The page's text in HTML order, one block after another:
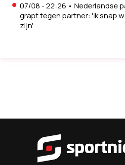
07/08 - 22:26 • Nederlandse
grapt tegen partner: 'Ik snap
zijn'